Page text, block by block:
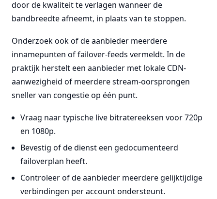
door de kwaliteit te verlagen wanneer de
bandbreedte afneemt, in plaats van te stoppen.
Onderzoek ook of de aanbieder meerdere
innamepunten of failover-feeds vermeldt. In de
praktijk herstelt een aanbieder met lokale CDN-
aanwezigheid of meerdere stream-oorsprongen
sneller van congestie op één punt.
Vraag naar typische live bitratereeksen voor 720p
en 1080p.
Bevestig of de dienst een gedocumenteerd
failoverplan heeft.
Controleer of de aanbieder meerdere gelijktijdige
verbindingen per account ondersteunt.